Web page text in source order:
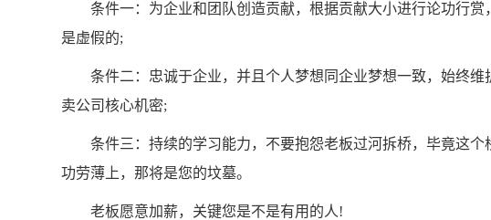
条件一：为企业和团队创造贡献，根据贡献大小进行论功行赏
是虚假的;
条件二：忠诚于企业，并且个人梦想同企业梦想一致，始终维
卖公司核心机密;
条件三：持续的学习能力，不要抱怨老板过河拆桥，毕竟这个
功劳薄上，那将是您的坟墓。
老板愿意加薪，关键您是不是有用的人!